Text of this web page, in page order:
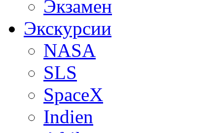
Экзамен
Экскурсии
NASA
SLS
SpaceX
Indien